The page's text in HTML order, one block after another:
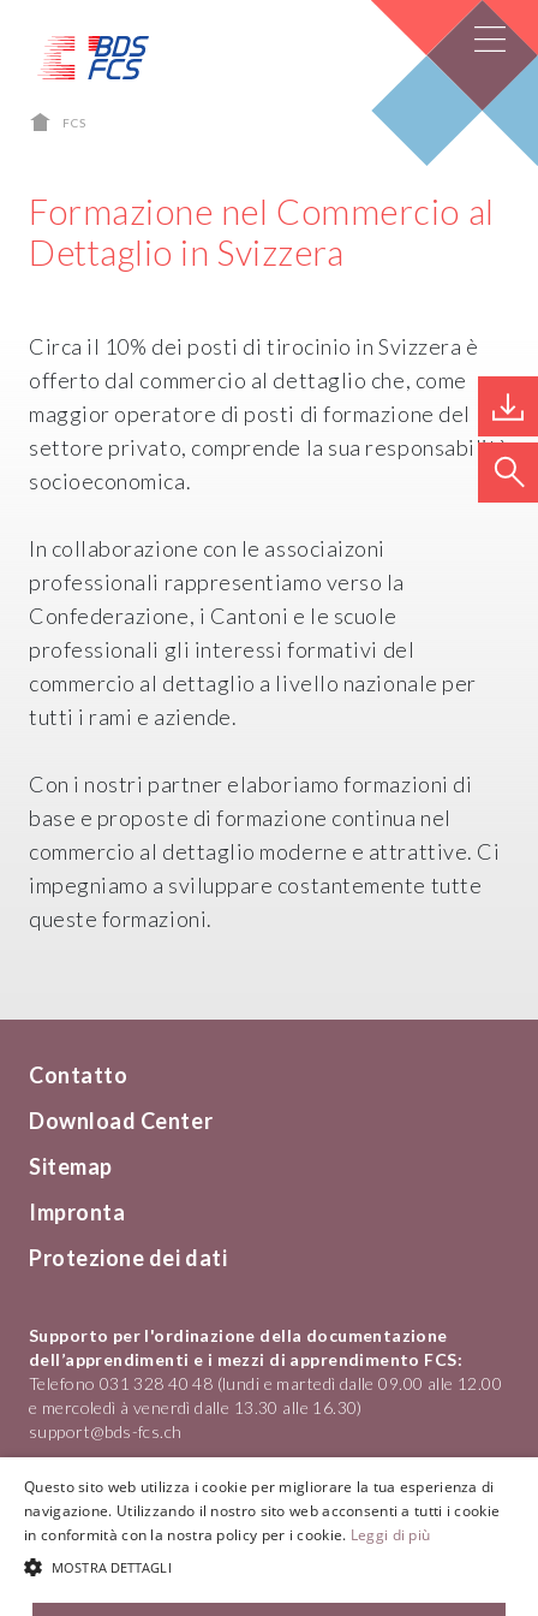
FCS
Formazione nel Commercio al
Dettaglio in Svizzera
Circa il 10% dei posti di tirocinio in Svizzera è
offerto dal commercio al dettaglio che, come
maggior operatore di posti di formazione del
settore privato, comprende la sua responsabilità
socioeconomica.
In collaborazione con le associaizoni
professionali rappresentiamo verso la
Confederazione, i Cantoni e le scuole
professionali gli interessi formativi del
commercio al dettaglio a livello nazionale per
tutti i rami e aziende.
Con i nostri partner elaboriamo formazioni di
base e proposte di formazione continua nel
commercio al dettaglio moderne e attrattive. Ci
impegniamo a sviluppare costantemente tutte
queste formazioni.
Supporto per l'ordinazione della documentazione
dell’apprendimenti e i mezzi di apprendimento FCS:
Telefono 031 328 40 48 (lundi e martedì dalle 09.00 alle 12.00
e mercoledì à venerdì dalle 13.30 alle 16.30)
support@bds-fcs.ch
Formazione nel Commercio al Dettaglio in Svizzera
Hotelgasse 1
3011 Bern
info@bds-fcs.ch
Protezione dei dati
Impronta
Sitemap
Download Center
Contatto
Questo sito web utilizza i cookie per migliorare la tua esperienza di
navigazione. Utilizzando il nostro sito web acconsenti a tutti i cookie
in conformità con la nostra policy per i cookie. Leggi di più
MOSTRA DETTAGLI